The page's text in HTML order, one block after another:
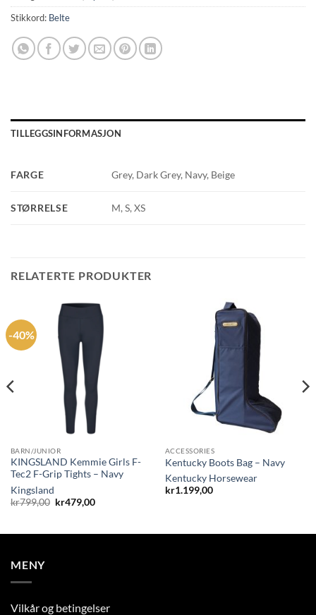
Stikkord: Belte
TILLEGGSINFORMASJON
FARGE Grey, Dark Grey, Navy, Beige
STØRRELSE M, S, XS
RELATERTE PRODUKTER
-40%
BARN/JUNIOR
KINGSLAND Kemmie Girls F-
Tec2 F-Grip Tights – Navy
Kingsland
kr799,00 Opprinnelig
kr479,00Nåværende
ACCESSORIES
Kentucky Boots Bag – Navy
Kentucky Horsewear
kr1.199,00
MENY
Vilkår og betingelser